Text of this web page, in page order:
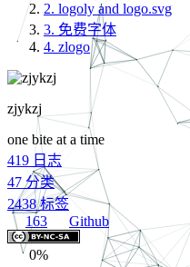
2. logoly and logo.svg
3. 免费字体
4. zlogo
zjykzj
one bite at a time
419 日志
47 分类
2438 标签
163
Github
0%